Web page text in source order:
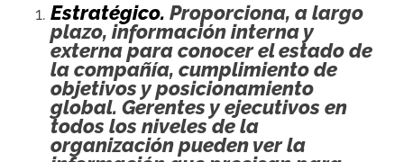
Estratégico. Proporciona, a largo
plazo, información interna y
externa para conocer el estado de
la compañía, cumplimiento de
objetivos y posicionamiento
global. Gerentes y ejecutivos en
todos los niveles de la
organización pueden ver la